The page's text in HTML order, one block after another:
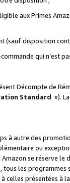
aux Primes
(sauf disposition
qui n’est
Décompte de
Standard »).
à autre des
ou
se réserve
les
celles présentées à